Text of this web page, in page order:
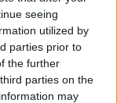
seeing
utilized by
parties prior to
the further
parties on the
may
From Your